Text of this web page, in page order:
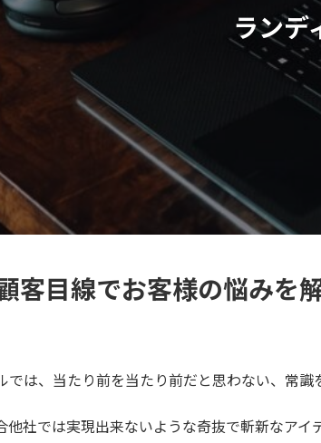
ランデ
客目線でお客様の悩みを
では、当たり前を当たり前だと思わない、常
他社では実現出来ないような奇抜で斬新なア